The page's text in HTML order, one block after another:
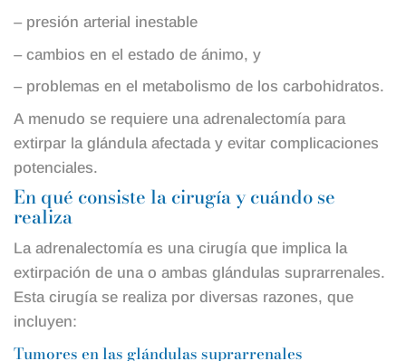
– presión arterial inestable
– cambios en el estado de ánimo, y
– problemas en el metabolismo de los carbohidratos.
A menudo se requiere una adrenalectomía para
extirpar la glándula afectada y evitar complicaciones
potenciales.
En qué consiste la cirugía y cuándo se
realiza
La adrenalectomía es una cirugía que implica la
extirpación de una o ambas glándulas suprarrenales.
Esta cirugía se realiza por diversas razones, que
incluyen:
Tumores en las glándulas suprarrenales